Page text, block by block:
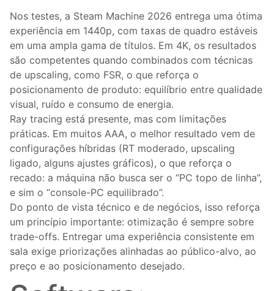
Nos testes, a Steam Machine 2026 entrega uma ótima
experiência em 1440p, com taxas de quadro estáveis
em uma ampla gama de títulos. Em 4K, os resultados
são competentes quando combinados com técnicas
de upscaling, como FSR, o que reforça o
posicionamento de produto: equilíbrio entre qualidade
visual, ruído e consumo de energia.
Ray tracing está presente, mas com limitações
práticas. Em muitos AAA, o melhor resultado vem de
configurações híbridas (RT moderado, upscaling
ligado, alguns ajustes gráficos), o que reforça o
recado: a máquina não busca ser o “PC topo de linha”,
e sim o “console-PC equilibrado”.
Do ponto de vista técnico e de negócios, isso reforça
um princípio importante: otimização é sempre sobre
trade-offs. Entregar uma experiência consistente em
sala exige priorizações alinhadas ao público-alvo, ao
preço e ao posicionamento desejado.